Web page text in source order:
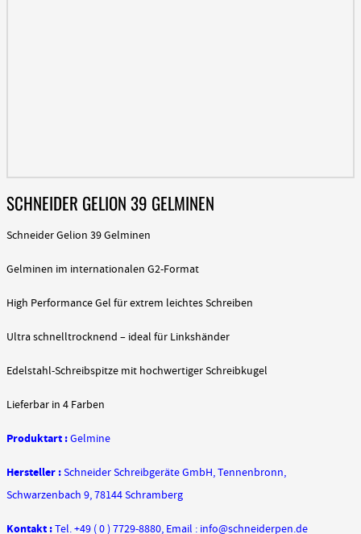
SCHNEIDER GELION 39 GELMINEN
Schneider Gelion 39 Gelminen
Gelminen im internationalen G2-Format
High Performance Gel für extrem leichtes Schreiben
Ultra schnelltrocknend – ideal für Linkshänder
Edelstahl-Schreibspitze mit hochwertiger Schreibkugel
Lieferbar in 4 Farben
Produktart :Gelmine
Hersteller :Schneider Schreibgeräte GmbH, Tennenbronn,
Schwarzenbach 9, 78144 Schramberg
Kontakt :Tel. +49 ( 0 ) 7729-8880, Email : info@schneiderpen.de